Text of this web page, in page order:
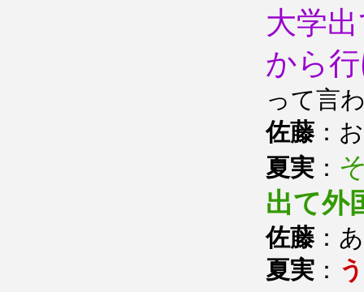
大学
から
って言
佐藤：
夏実 ：
出て外
佐藤：
夏実 ：